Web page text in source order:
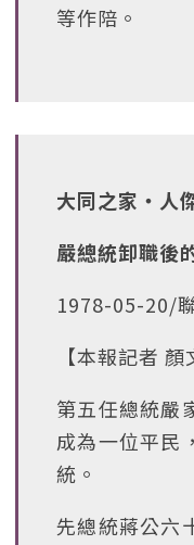
等作陪。
大同之家‧人
嚴總統卸職後
1978-05-20/
【本報記者 顏
第五任總統嚴
成為一位平民
統。
先總統蔣公六